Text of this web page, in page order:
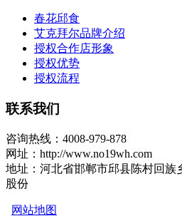
春花邱食
艾克拜尔品牌介绍
授权合作店形象
授权优势
授权流程
联系我们
咨询热线：4008-979-878
网址：http://www.no19wh.com
地址：河北省邯郸市邱县陈村回族
股份
网站地图